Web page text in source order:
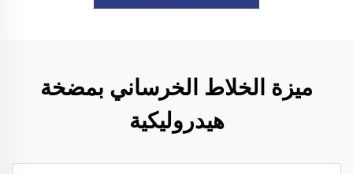
ميزة الخلاط الخرساني بمضخة
هيدروليكية